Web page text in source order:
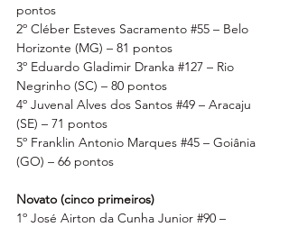
pontos
2º Cléber Esteves Sacramento #55 – Belo
Horizonte (MG) – 81 pontos
3º Eduardo Gladimir Dranka #127 – Rio
Negrinho (SC) – 80 pontos
4º Juvenal Alves dos Santos #49 – Aracaju
(SE) – 71 pontos
5º Franklin Antonio Marques #45 – Goiânia
(GO) – 66 pontos
Novato (cinco primeiros)
1º José Airton da Cunha Junior #90 –